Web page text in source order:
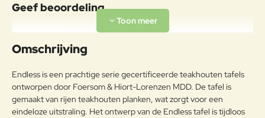
Teak
te behouden en het fijne teakhout
te behouden, raden wij aan om
de mooie en warme goudbruine
kleur van uw teakhouten
meubelen te behouden.
Geef beoordeling
Uw naam:
g:
Omschrijving
Endless is een prachtige serie gecertificeerde teakhouten tafels
ontworpen door Foersom & Hiort-Lorenzen MDD. De tafel is
gemaakt van rijen teakhouten planken, wat zorgt voor een
eindeloze uitstraling. Het ontwerp van de Endless tafel is tijdloos